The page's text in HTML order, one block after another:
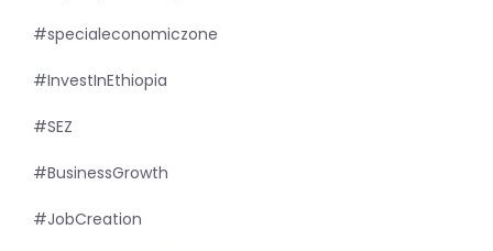
#specialeconomiczone
#InvestInEthiopia
#SEZ
#BusinessGrowth
#JobCreation